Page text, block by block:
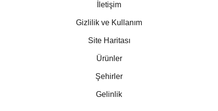
İletişim
Gizlilik ve Kullanım
Site Haritası
Ürünler
Şehirler
Gelinlik